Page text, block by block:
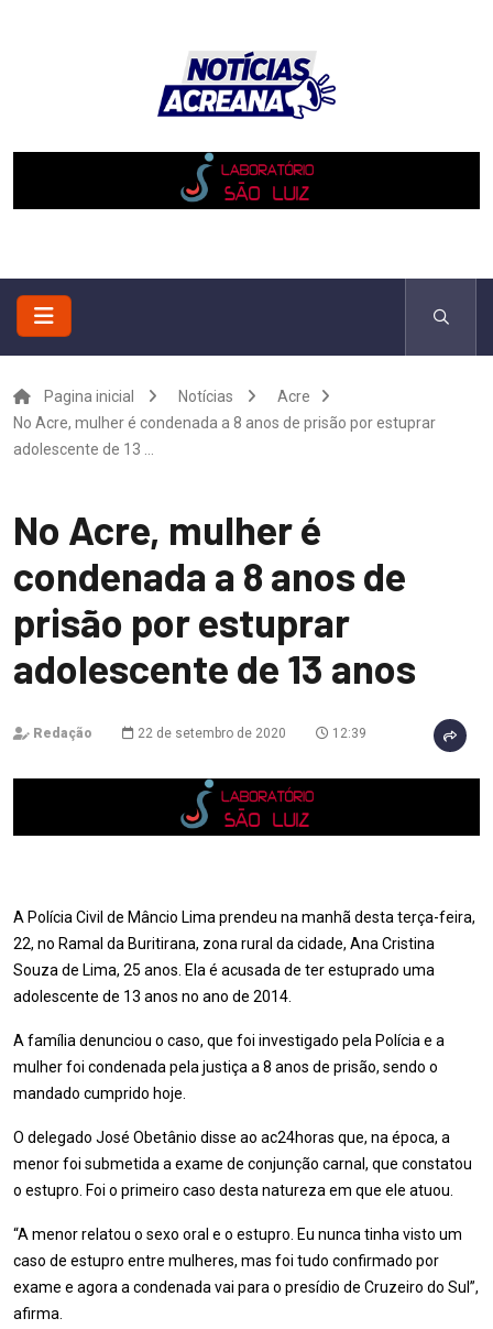
Pagina inicial Notícias
Acre
No Acre, mulher é condenada a 8 anos de prisão por estuprar
adolescente de 13 ...
No Acre, mulher é
condenada a 8 anos de
prisão por estuprar
adolescente de 13 anos
Redação 22 de setembro de 2020 12:39
A Polícia Civil de Mâncio Lima prendeu na manhã desta terça-feira,
22, no Ramal da Buritirana, zona rural da cidade, Ana Cristina
Souza de Lima, 25 anos. Ela é acusada de ter estuprado uma
adolescente de 13 anos no ano de 2014.
A família denunciou o caso, que foi investigado pela Polícia e a
mulher foi condenada pela justiça a 8 anos de prisão, sendo o
mandado cumprido hoje.
O delegado José Obetânio disse ao ac24horas que, na época, a
menor foi submetida a exame de conjunção carnal, que constatou
o estupro. Foi o primeiro caso desta natureza em que ele atuou.
“A menor relatou o sexo oral e o estupro. Eu nunca tinha visto um
caso de estupro entre mulheres, mas foi tudo confirmado por
exame e agora a condenada vai para o presídio de Cruzeiro do Sul”,
afirma.